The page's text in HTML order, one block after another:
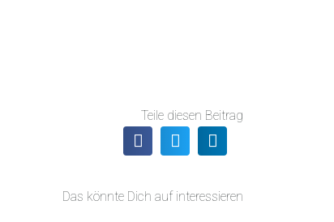
Teile diesen Beitrag
Das könnte Dich auf interessieren